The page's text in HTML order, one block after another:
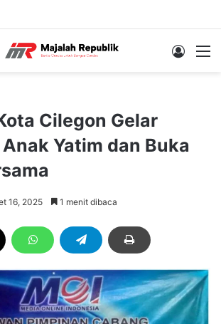
Log In
Cilegon Gelar
Yatim dan Buka
16, 2025 1 menit dibaca